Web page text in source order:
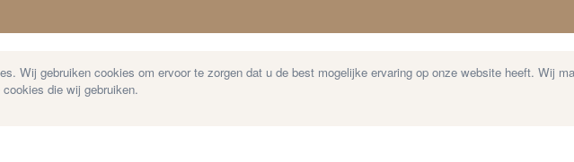
Schie —Disclaimer–Cookies–Privacy Statement
Wij gebruiken cookies om ervoor te zorgen dat u de best mogelijke ervaring op onze website heeft. Wij
die wij gebruiken.